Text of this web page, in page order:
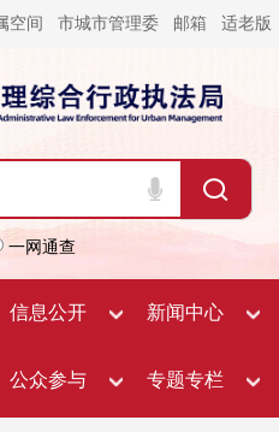
空间 市城市管理委 邮箱 适老版
一网通查
信息公开 新闻中心
公众参与 专题专栏